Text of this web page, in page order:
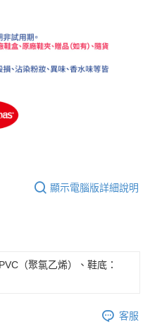
顯示電腦版詳細說明
（聚氯乙烯）、鞋底：
客服